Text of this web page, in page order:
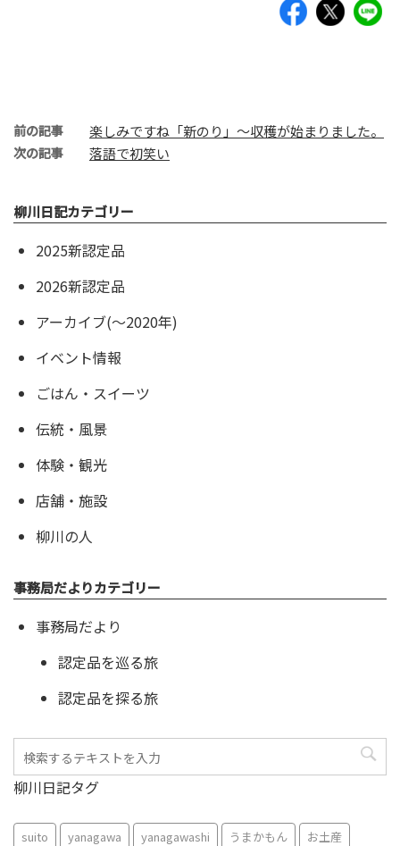
前の記事 楽しみですね「新のり」～収穫が始まりました。
次の記事 落語で初笑い
柳川日記カテゴリー
2025新認定品
2026新認定品
アーカイブ(〜2020年)
イベント情報
ごはん・スイーツ
伝統・風景
体験・観光
店舗・施設
柳川の人
事務局だよりカテゴリー
事務局だより
認定品を巡る旅
認定品を探る旅
柳川日記タグ
suito yanagawa yanagawashi うまかもん お土産